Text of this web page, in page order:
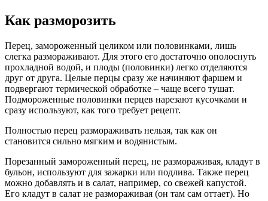
Как разморозить
Перец, замороженный целиком или половинками, лишь
слегка размораживают. Для этого его достаточно ополоснуть
прохладной водой, и плоды (половинки) легко отделяются
друг от друга. Целые перцы сразу же начиняют фаршем и
подвергают термической обработке – чаще всего тушат.
Подмороженные половинки перцев нарезают кусочками и
сразу используют, как того требует рецепт.
Полностью перец размораживать нельзя, так как он
становится сильно мягким и водянистым.
Порезанный замороженный перец, не размораживая, кладут в
бульон, используют для зажарки или подлива. Также перец
можно добавлять и в салат, например, со свежей капустой.
Его кладут в салат не размораживая (он там сам оттает). Но